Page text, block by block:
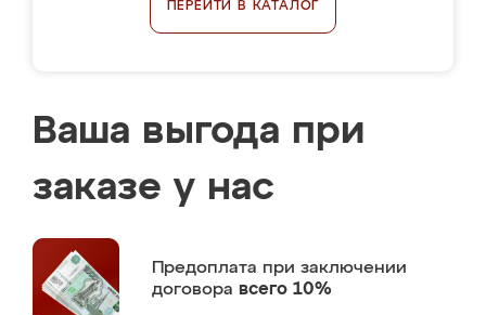
ПЕРЕЙТИ В КАТАЛОГ
Ваша выгода при
заказе у нас
Предоплата при заключении
договора всего 10%